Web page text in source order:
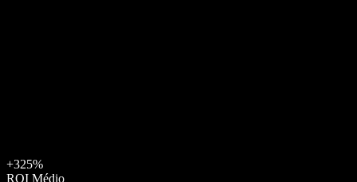
+325%
ROI Médio